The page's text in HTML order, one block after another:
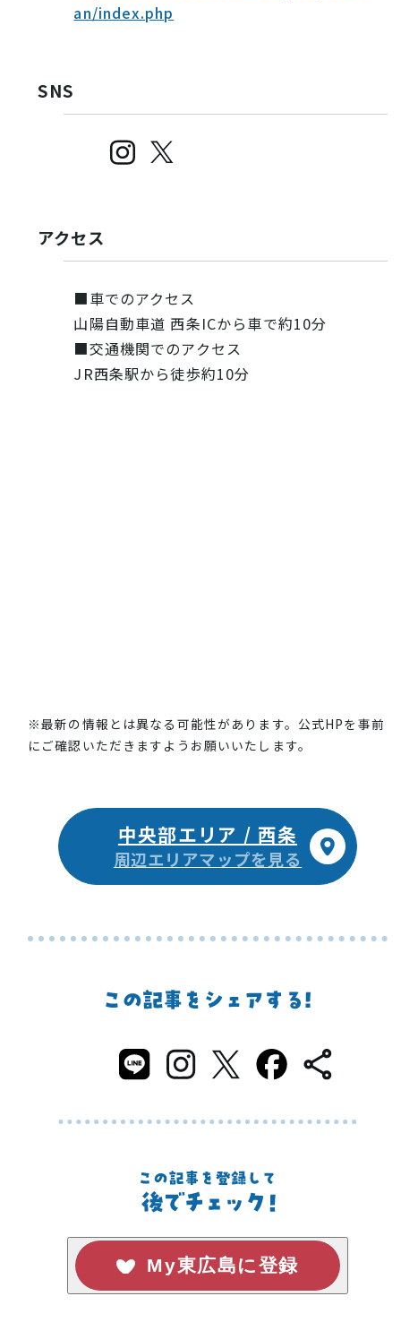
an/index.php
SNS
アクセス
■車でのアクセス
山陽自動車道 西条ICから車で約10分
■交通機関でのアクセス
JR西条駅から徒歩約10分
※最新の情報とは異なる可能性があります。公式HPを事前
にご確認いただきますようお願いいたします。
中央部エリア / 西条
周辺エリアマップを見る
My東広島に登録